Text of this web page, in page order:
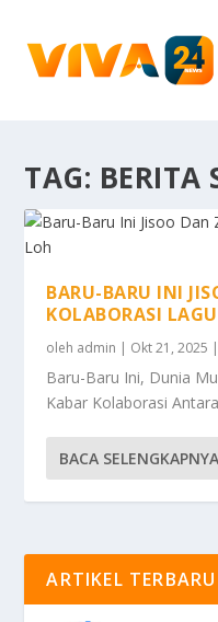
TAG: BERITA
BARU-BARU INI
KOLABORASI
oleh admin | Okt 21, 2025 |
Baru-Baru Ini, Dunia
Kabar Kolaborasi
BACA SELENGKAPNYA
ARTIKEL TERBARU